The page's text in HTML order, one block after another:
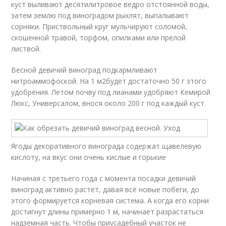
куст выливают десятилитровое ведро отстоянной воды,
затем землю под виноградом рыхлят, выпалывают
сорняки. Приствольный круг мульчируют соломой,
скошенной травой, торфом, опилками или прелой
листвой.
Весной девичий виноград подкармливают
нитроаммофоской. На 1 м2будет достаточно 50 г этого
удобрения. Летом почву под лианами удобряют Кемирой
Люкс, Универсалом, внося около 200 г под каждый куст.
Ягоды декоративного винограда содержат щавелевую
кислоту, на вкус они очень кислые и горькие
Начиная с третьего года с момента посадки девичий
виноград активно растёт, давая всё новые побеги, до
этого формируется корневая система. А когда его корни
достигнут длины примерно 1 м, начинает разрастаться
надземная часть. Чтобы приусадебный участок не